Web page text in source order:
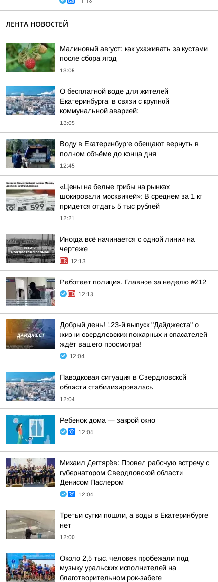
ЛЕНТА НОВОСТЕЙ
Малиновый август: как ухаживать за кустами
после сбора ягод
13:05
О бесплатной воде для жителей
Екатеринбурга, в связи с крупной
коммунальной аварией:
13:05
Воду в Екатеринбурге обещают вернуть в
полном объёме до конца дня
12:45
«Цены на белые грибы на рынках
шокировали москвичей»: В среднем за 1 кг
придется отдать 5 тыс рублей
12:21
Иногда всё начинается с одной линии на
чертеже
12:13
Работает полиция. Главное за неделю #212
12:13
Добрый день! 123-й выпуск "Дайджеста" о
жизни свердловских пожарных и спасателей
ждёт вашего просмотра!
12:04
Паводковая ситуация в Свердловской
области стабилизировалась
12:04
Ребенок дома — закрой окно
12:04
Михаил Дегтярёв: Провел рабочую встречу с
губернатором Свердловской области
Денисом Паслером
12:04
Третьи сутки пошли, а воды в Екатеринбурге
нет
12:00
Около 2,5 тыс. человек пробежали под
музыку уральских исполнителей на
благотворительном рок-забеге